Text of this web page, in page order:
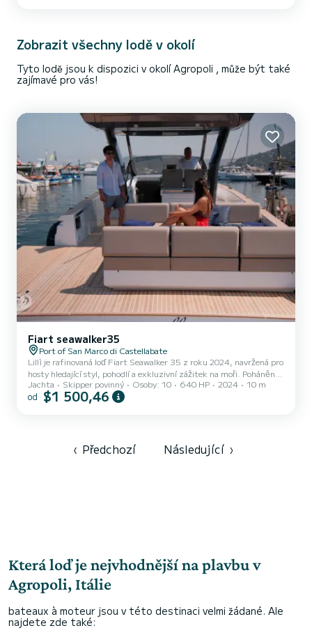
přitahuje pozornost v jakémkoli přístavu. Nastupte na palubu
Sunseeker Manhatta...
Zobrazit všechny lodě v okolí
Tyto lodě jsou k dispozici v okolí Agropoli , může být také
zajímavé pro vás!
Fiart seawalker35
Port of San Marco di Castellabate
Lillì je rafinovaná loď Fiart Seawalker 35 z roku 2024, navržená pro
hosty hledající styl, pohodlí a exkluzivní zážitek na moři. Poháněna
dvěma motory Volvo Penta IPS 320 hp, nabízí plynulé ovládání,
vynikající stabilitu a cestovní rychlost přibližně 27 uzlů. Bez
plážového klubu, a variabilní venkovní obývac...
Jachta Skipper povinný Osoby: 10 640 HP 2024 10 m
od $1 500,46
‹ Předchozí Následující ›
Která loď je nejvhodnější na plavbu v
Agropoli, Itálie
bateaux à moteur jsou v této destinaci velmi žádané. Ale
najdete zde také: